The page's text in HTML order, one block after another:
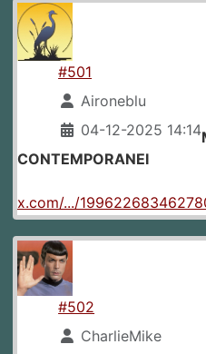
#501
Aironeblu
04-12-2025 14:14
CONTEMPORANEI
x.com/.../
#502
CharlieMike